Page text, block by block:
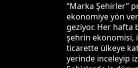
“Marka Şehirler”
ekonomiye yön
geziyor. Her hafta
şehrin ekonomisi,
ticarette ülkeye
yerinde inceleyip